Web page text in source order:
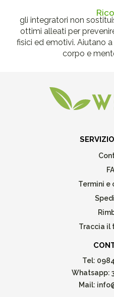
gli integratori non
ottimi alleati per
fisici ed emotivi. Aiutano
corpo e
Termini e
Traccia il
Tel:
Whatsapp:
Mail: